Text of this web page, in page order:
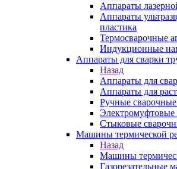
Аппараты
Аппараты
пластика
Термосварочные
Индукционные
Аппараты для сварки
Назад
Аппараты для
Аппараты для
Ручные
Электромуфтовые
Стыковые
Машины термической
Назад
Машины
Газорезательные